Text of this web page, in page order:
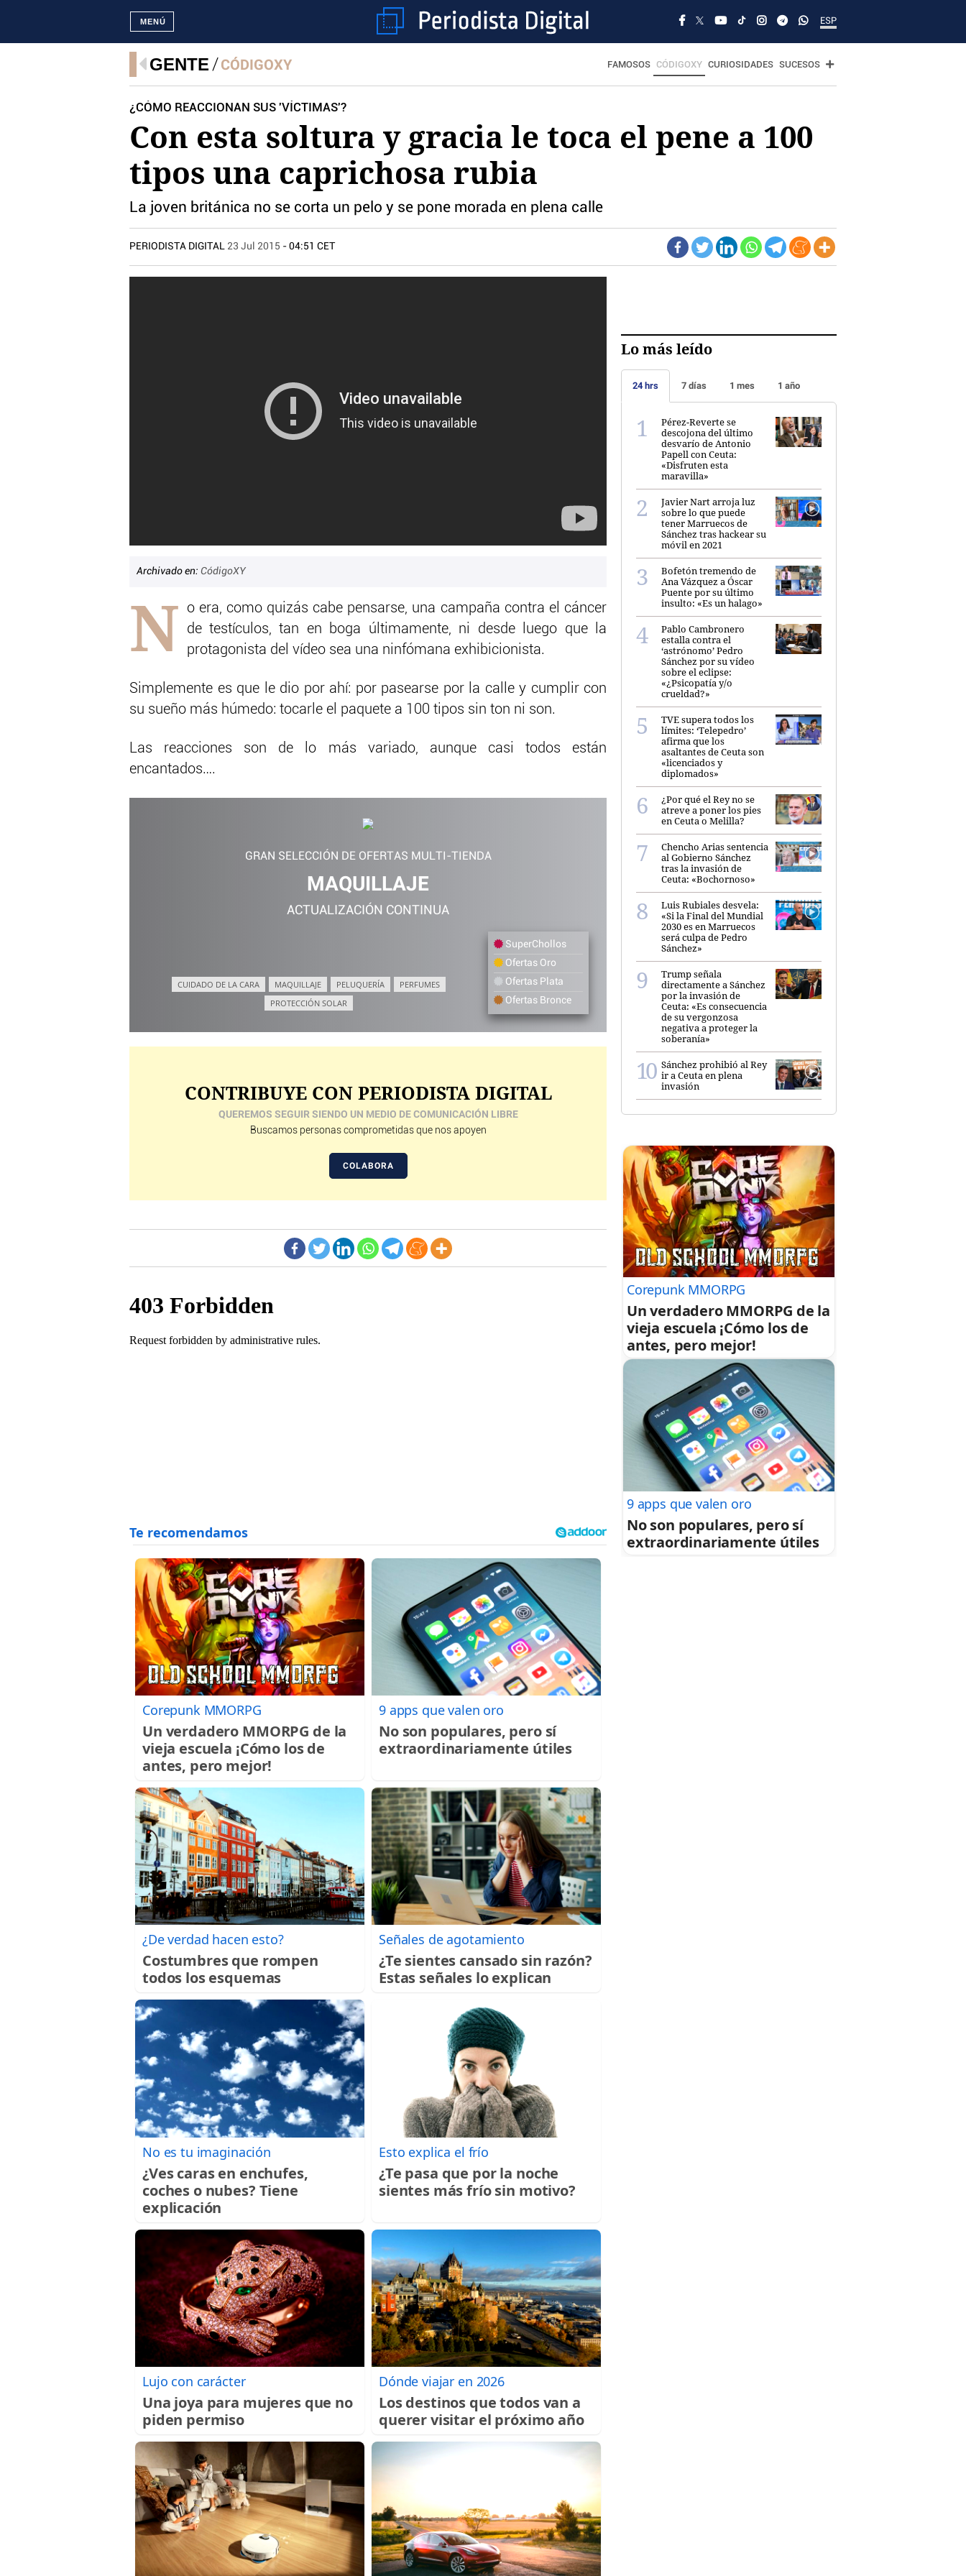
ESP
MENÚ
GENTE CÓDIGOXY FAMOSOS CÓDIGOXY CURIOSIDADES SUCESOS
¿CÓMO REACCIONAN SUS 'VÍCTIMAS'?
Con esta soltura y gracia le toca el pene a 100
tipos una caprichosa rubia
La joven británica no se corta un pelo y se pone morada en plena calle
PERIODISTA DIGITAL 23 Jul 2015 - 04:51 CET
Archivado en: CódigoXY
N o era, como quizás cabe pensarse, una campaña contra el cáncer
de testículos, tan en boga últimamente, ni desde luego que la
protagonista del vídeo sea una ninfómana exhibicionista.
Simplemente es que le dio por ahí: por pasearse por la calle y cumplir con
su sueño más húmedo: tocarle el paquete a 100 tipos sin ton ni son.
Las reacciones son de lo más variado, aunque casi todos están
encantados….
GRAN SELECCIÓN DE OFERTAS MULTI-TIENDA
MAQUILLAJE
ACTUALIZACIÓN CONTINUA
CUIDADO DE LA CARA MAQUILLAJE PELUQUERÍA
PERFUMES
PROTECCIÓN SOLAR
SuperChollos
Ofertas Oro
Ofertas Plata
Ofertas Bronce
CONTRIBUYE CON PERIODISTA DIGITAL
QUEREMOS SEGUIR SIENDO UN MEDIO DE COMUNICACIÓN LIBRE
Buscamos personas comprometidas que nos apoyen
COLABORA
Corepunk MMORPG
Un verdadero MMORPG de la
vieja escuela ¡Cómo los de
antes, pero mejor!
9 apps que valen oro
No son populares, pero sí
extraordinariamente útiles
¿De verdad hacen esto?
Costumbres que rompen
todos los esquemas
Señales de agotamiento
¿Te sientes cansado sin razón?
Estas señales lo explican
No es tu imaginación
¿Ves caras en enchufes,
coches o nubes? Tiene
explicación
Esto explica el frío
¿Te pasa que por la noche
sientes más frío sin motivo?
Lujo con carácter
Una joya para mujeres que no
piden permiso
Dónde viajar en 2026
Los destinos que todos van a
querer visitar el próximo año
Lo más leído
24 hrs 7 días 1 mes 1 año
Pérez-Reverte se
descojona del último
desvarío de Antonio
Papell con Ceuta:
«Disfruten esta
maravilla»
Javier Nart arroja luz
sobre lo que puede
tener Marruecos de
Sánchez tras hackear su
móvil en 2021
Bofetón tremendo de
Ana Vázquez a Óscar
Puente por su último
insulto: «Es un halago»
Pablo Cambronero
estalla contra el
‘astrónomo’ Pedro
Sánchez por su vídeo
sobre el eclipse:
«¿Psicopatía y/o
crueldad?»
TVE supera todos los
límites: ‘Telepedro’
afirma que los
asaltantes de Ceuta son
«licenciados y
diplomados»
¿Por qué el Rey no se
atreve a poner los pies
en Ceuta o Melilla?
Chencho Arias sentencia
al Gobierno Sánchez
tras la invasión de
Ceuta: «Bochornoso»
Luis Rubiales desvela:
«Si la Final del Mundial
2030 es en Marruecos
será culpa de Pedro
Sánchez»
Trump señala
directamente a Sánchez
por la invasión de
Ceuta: «Es consecuencia
de su vergonzosa
negativa a proteger la
soberanía»
Sánchez prohibió al Rey
ir a Ceuta en plena
invasión
Corepunk MMORPG
Un verdadero MMORPG de la
vieja escuela ¡Cómo los de
antes, pero mejor!
9 apps que valen oro
No son populares, pero sí
extraordinariamente útiles